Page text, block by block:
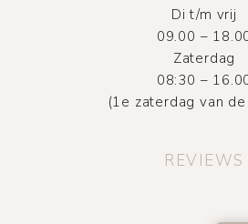
Di t/m vrij
09.00 –
Zaterdag
08:30 –
(1e zaterdag van de
REVIEWS